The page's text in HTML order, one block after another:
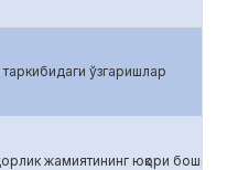
ўзгаришлар
жамиятининг юқори